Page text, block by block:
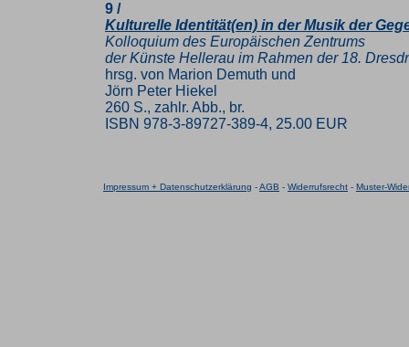
9 /
Kulturelle Identität(en) in der Musik der
Kolloquium des Europäischen Zentrums
der Künste Hellerau im Rahmen der 18.
hrsg. von Marion Demuth und
Jörn Peter Hiekel
260 S., zahlr. Abb., br.
ISBN 978-3-89727-389-4, 25.00 EUR
Impressum + Datenschutzerklärung -AGB - Widerrufsrecht - Muster-